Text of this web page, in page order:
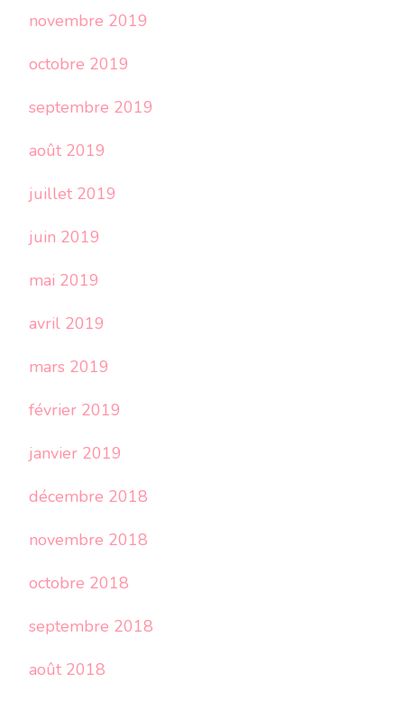
novembre 2019
octobre 2019
septembre 2019
août 2019
juillet 2019
juin 2019
mai 2019
avril 2019
mars 2019
février 2019
janvier 2019
décembre 2018
novembre 2018
octobre 2018
septembre 2018
août 2018